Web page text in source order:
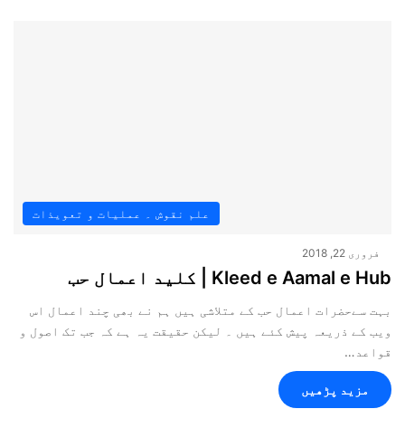
علم نقوش ۔ عملیات و تعویذات
فروری 22, 2018
Kleed e Aamal e Hub | کلید اعمال حب
بہت سےحضرات اعمال حب کے متلاشی ہیں ہم نے بھی چند اعمال اس
ویب کے ذریعہ پیش کئے ہیں ۔ لیکن حقیقت یہ ہے کہ جب تک اصول و
قواعد…
مزید پڑھیں